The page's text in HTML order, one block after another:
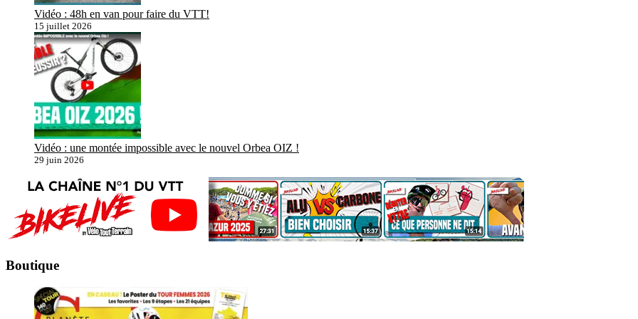
Vidéo : 48h en van pour faire du VTT!
15 juillet 2026
Vidéo : une montée impossible avec le nouvel Orbea OIZ !
29 juin 2026
Boutique